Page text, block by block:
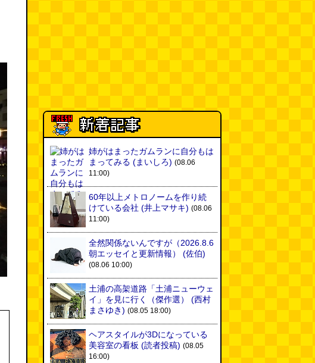
姉がはまったガムランに自分もは
まってみる (まいしろ) (08.06
11:00)
60年以上メトロノームを作り続
けている会社 (井上マサキ) (08.06
11:00)
全然関係ないんですが（2026.8.6
朝エッセイと更新情報）
(佐伯)
(08.06 10:00)
土浦の高架道路「土浦ニューウェ
イ」を見に行く（傑作選）
(西村
まさゆき) (08.05 18:00)
ヘアスタイルが3Dになっている
美容室の看板 (読者投稿) (08.05
16:00)